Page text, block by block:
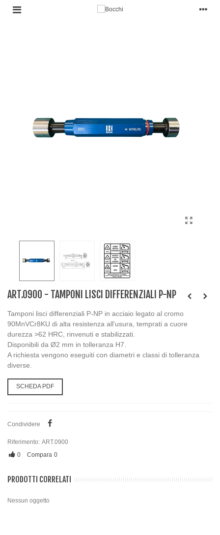
ART.0900 - TAMPONI LISCI DIFFERENZIALI P-NP
Tamponi lisci differenziali P-NP in acciaio legato al cromo
90MnVCr8KU di alta resistenza all'usura, temprati a cuore
durezza >62 HRC, rinvenuti e stabilizzati.
Disponibili da Ø2 mm in tolleranza H7.
A richiesta vengono eseguiti con diametri e classi di tolleranza
diverse.
SCHEDA PDF
Condividere
Riferimento: ART.0900
0
Compara 0
PRODOTTI CORRELATI
Nessun oggetto